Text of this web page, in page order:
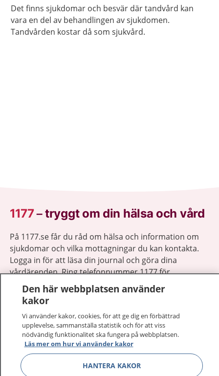
Det finns sjukdomar och besvär där tandvård kan
vara en del av behandlingen av sjukdomen.
Tandvården kostar då som sjukvård.
1177–tryggt om din hälsa och vård
På 1177.se får du råd om hälsa och information om
sjukdomar och vilka mottagningar du kan kontakta.
Logga in för att läsa din journal och göra dina
vårdärenden. Ring telefonnummer 1177 för
sjukvårdsrådgivning dygnet runt.
1177 ger dig råd när du vill må bättre.
1177 på flera språk Visa
Den här webbplatsen använder
kakor
Vi använder kakor, cookies, för att ge dig en förbättrad
upplevelse, sammanställa statistik och för att viss
nödvändig funktionalitet ska fungera på webbplatsen.
Läs mer om hur vi använder kakor
HANTERA KAKOR